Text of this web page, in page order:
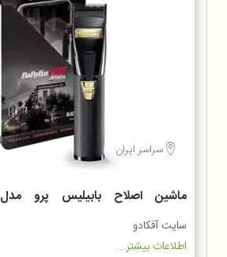
سراسر ایران
ماشین اصلاح بابیلیس پرو مدل
FX8700BKSDE
سایت آفکادو
اطلاعات بیشتر...